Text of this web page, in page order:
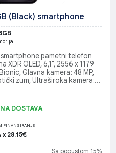
(Black) smartphone
smartphone pametni telefon
XDR OLED, 6,1", 2556 x 1179
Glavna kamera: 48 MP,
zum, Ultraširoka kamera:
DOSTAVA
FINANSIRANJE
x 28.15€
Sa popustom 15%